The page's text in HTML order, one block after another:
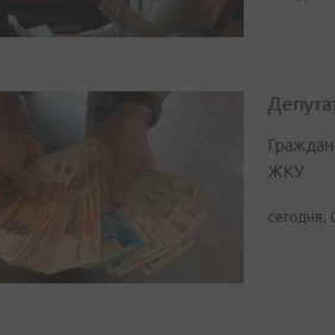
ЖКУ
сегодня,